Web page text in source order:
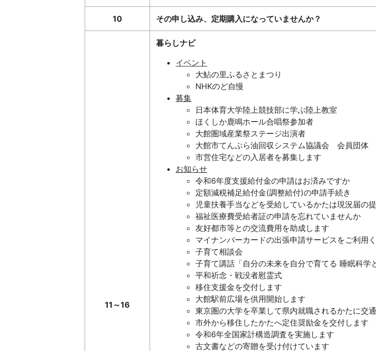
10 その申し込み、定期購入になっていませんか？
11～16
暮らしナビ
イベント
大鮎の里ふるさとまつり
NHKのど自慢
募集
日本体育大学陸上競技部に学ぶ陸上教室
ほくしか鹿鳴ホール合唱祭参加者
大館圏域産業祭ステージ出演者
大館市てんぷら油回収システム協議会 会員団体
市営住宅などの入居者を募集します
お知らせ
令和6年度支援給付金の申請はお済みですか
定額減税補足給付金(調整給付)の申請手続き
児童扶養手当などを受給しているかたは現況届の
福祉医療費受給者証の申請を忘れていませんか
友好都市等との交流費用を助成します
マイナンバーカードの出張申請サービスをご利用
子育て相談会
子育て講話「自分の未来を自分で育てる 睡眠科学
平和祈念・戦没者慰霊式
移住支援金を交付します
大館駅前広場を供用開始します
東京圏の大学を卒業して県内就職されるかたに交
市外から移住したかたへ定住奨励金を交付します
令和6年全国家計構造調査を実施します
古文書などの寄贈を受け付けています